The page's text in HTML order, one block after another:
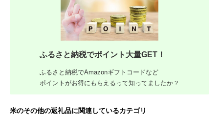
ふるさと納税でポイント大量GET！
ふるさと納税でAmazonギフトコードなど
ポイントがお得にもらえるって知ってましたか？
米のその他の返礼品に関連しているカテゴリ